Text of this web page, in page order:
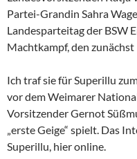
Partei-Grandin Sahra
Landesparteitag der BSW
Machtkampf, den
Ich traf sie für Superillu
vor dem Weimarer
Vorsitzender Gernot
„erste Geige“ spielt. Das
Superillu, hier online.